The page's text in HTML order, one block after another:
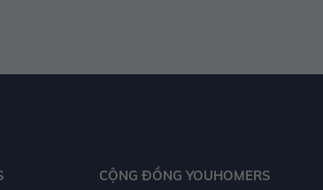
CỘNG ĐỒNG YOUHOMERS